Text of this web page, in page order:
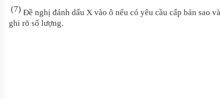
(7) Đề nghị đánh dấu X vào ô nếu có yêu cầu cấp bản sao và
ghi rõ số lượng.